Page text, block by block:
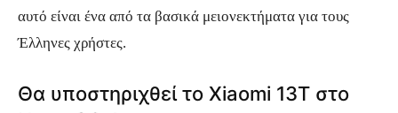
αυτό είναι ένα από τα βασικά μειονεκτήματα για τους
Έλληνες χρήστες.
Θα υποστηριχθεί το Xiaomi 13T στο